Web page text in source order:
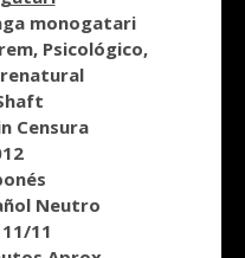
monogatari
Psicológico,
Censura
Neutro
11